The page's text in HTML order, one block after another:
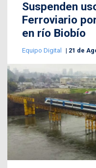
Suspenden
Ferroviario
en río Biobío
Equipo Digital 21 de